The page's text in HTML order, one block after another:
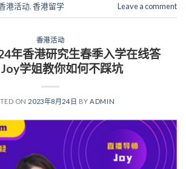
港活动,香港留学 Leave a comment
香港活动
年香港研究生春季入学在线答
学姐教你如何不踩坑
ON 2023年8月24日 BYADMIN